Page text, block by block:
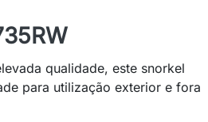
qualidade, este snorkel
para utilização exterior e fora